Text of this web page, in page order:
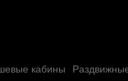
кабины